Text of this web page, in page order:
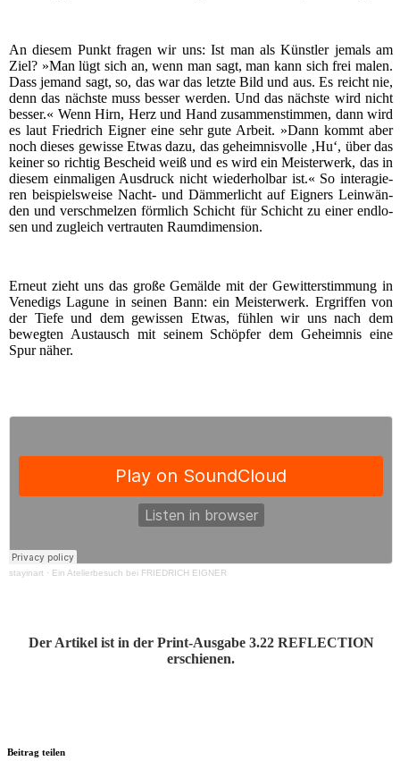
An die­sem Punkt fra­gen wir uns: Ist man als Künst­ler jemals am
Ziel? »Man lügt sich an, wenn man sagt, man kann sich frei malen.
Dass jemand sagt, so, das war das letz­te Bild und aus. Es reicht nie,
denn das nächs­te muss bes­ser wer­den. Und das nächs­te wird nicht
bes­ser.« Wenn Hirn, Herz und Hand zusam­men­stim­men, dann wird
es laut Fried­rich Eig­ner eine sehr gute Arbeit. »Dann kommt aber
noch die­ses gewis­se Etwas dazu, das geheim­nis­vol­le ‚Hu‘, über das
kei­ner so rich­tig Bescheid weiß und es wird ein Meis­ter­werk, das in
die­sem ein­ma­li­gen Aus­druck nicht wie­der­hol­bar ist.« So inter­agie­
ren bei­spiels­wei­se Nacht- und Däm­mer­licht auf Eig­ners Lein­wän­
den und ver­schmel­zen förm­lich Schicht für Schicht zu einer end­lo­
sen und zugleich ver­trau­ten Raumdimension.
Erneut zieht uns das gro­ße Gemäl­de mit der Gewit­ter­stim­mung in
Vene­digs Lagu­ne in sei­nen Bann: ein Meis­ter­werk. Ergrif­fen von
der Tie­fe und dem gewis­sen Etwas, füh­len wir uns nach dem
beweg­ten Aus­tausch mit sei­nem Schöp­fer dem Geheim­nis eine
Spur näher.
stay­in­art · Ein Ate­lier­be­such bei FRIEDRICH EIGNER
Der Arti­kel ist in der Print-Aus­ga­be 3.22 REFLECTION
erschienen.
Beitrag teilen